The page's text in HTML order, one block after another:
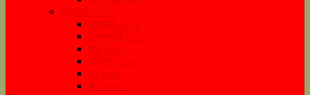
সংরক্ষণ ২০২২
জানুয়ারি ২০২২
ফেব্রুয়ারি ২০২২
মার্চ ২০২২
এপ্রিল ২০২২
মে ২০২২
জুন ২০২২